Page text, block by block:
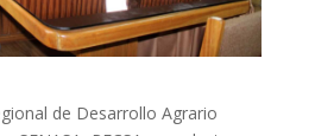
de Desarrollo Agrario